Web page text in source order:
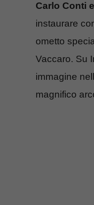
Carlo Conti
instaurare
ometto
Vaccaro. Su
immagine
magnifico